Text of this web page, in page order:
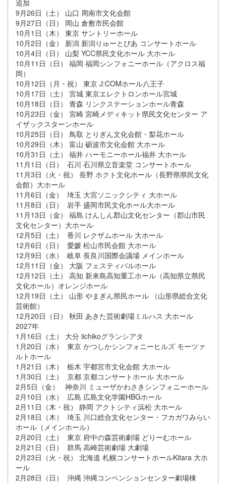
追加
9月26日（土） 山口 周南市文化会館
9月27日（日） 岡山 倉敷市民会館
10月1日（木） 東京 サントリーホール
10月2日（金） 新潟 新潟りゅーとぴあ コンサートホール
10月4日（日） 山梨 YCC県民文化ホール 大ホール
10月11日（日） 福岡 福岡シンフォニーホール（アクロス福
岡）
10月12日（月・祝） 東京 J:COMホール八王子
10月17日（土） 宮城 東京エレクトロンホール宮城
10月18日（日） 青森 リンクステーションホール青森
10月23日（金） 宮崎 宮崎メディキット県民文化センター ア
イザックスターンホール
10月25日（日） 鳥取 とりぎん文化会館・梨花ホール
10月29日（木） 富山 砺波市文化会館 大ホール
10月31日（土） 福井 ハーモニーホール福井 大ホール
11月1日（日） 石川 石川県立音楽堂 コンサートホール
11月3日（火・祝） 長野 ホクト文化ホール（長野県県民文化
会館）大ホール
11月6日（金） 埼玉 大宮ソニックシティ 大ホール
11月8日（日） 岩手 盛岡市民文化ホール大ホール
11月13日（金） 福島 けんしん郡山文化センター（郡山市民
文化センター）大ホール
12月5日（土） 香川 レクザムホール 大ホール
12月6日（日） 愛媛 松山市民会館 大ホール
12月9日（水） 岐阜 長良川国際会議場 メインホール
12月11日（金） 大阪 フェスティバルホール
12月12日（土） 高知 新来島高知重工ホール（高知県立県民
文化ホール）オレンジホール
12月19日（土） 山形 やまぎん県民ホール （山形県総合文化
芸術館）
12月20日（日） 秋田 あきた芸術劇場ミルハス 大ホール
2027年
1月16日（土） 大分 iichikoグランシアタ
1月20日（水） 東京 かつしかシンフォニーヒルズ モーツァ
ルトホール
1月21日（木） 栃木 宇都宮市文化会館 大ホール
1月30日（土） 京都 京都コンサートホール 大ホール
2月5日（金） 神奈川 ミューザかわさきシンフォニーホール
2月10日（水） 広島 広島文化学園HBGホール
2月11日（木・祝） 静岡 アクトシティ浜松 大ホール
2月18日（木） 埼玉 川口総合文化センター・フカガワみらい
ホール（メインホール）
2月20日（土） 東京 府中の森芸術劇場 どりーむホール
2月21日（日） 群馬 高崎芸術劇場 大劇場
2月23日（火・祝） 北海道 札幌コンサートホールKitara 大ホ
ール
2月28日（日） 沖縄 沖縄コンベンションセンター劇場棟